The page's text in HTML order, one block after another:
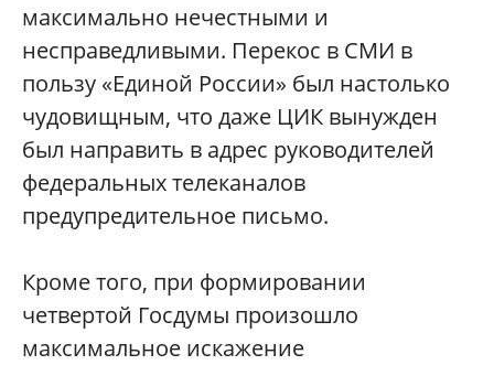
максимально нечестными и
несправедливыми. Перекос в СМИ в
пользу «Единой России» был настолько
чудовищным, что даже ЦИК вынужден
был направить в адрес руководителей
федеральных телеканалов
предупредительное письмо.
Кроме того, при формировании
четвертой Госдумы произошло
максимальное искажение